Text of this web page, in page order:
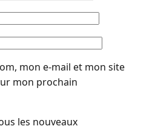
mon e-mail et mon site
mon prochain
les nouveaux